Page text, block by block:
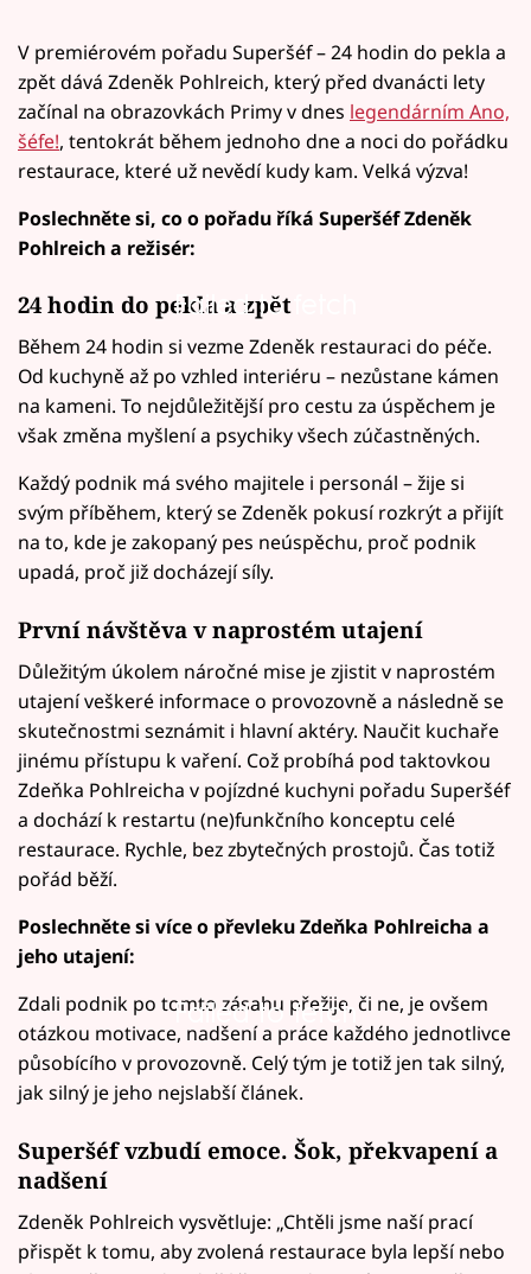
V premiérovém pořadu Superšéf – 24 hodin do pekla a
zpět dává Zdeněk Pohlreich, který před dvanácti lety
začínal na obrazovkách Primy v dnes legendárním Ano,
šéfe!, tentokrát během jednoho dne a noci do pořádku
restaurace, které už nevědí kudy kam. Velká výzva!
Poslechněte si, co o pořadu říká Superšéf Zdeněk
Pohlreich a režisér:
Failed to fetch
24 hodin do pekla a zpět
Během 24 hodin si vezme Zdeněk restauraci do péče.
Od kuchyně až po vzhled interiéru – nezůstane kámen
na kameni. To nejdůležitější pro cestu za úspěchem je
však změna myšlení a psychiky všech zúčastněných.
Každý podnik má svého majitele i personál – žije si
svým příběhem, který se Zdeněk pokusí rozkrýt a přijít
na to, kde je zakopaný pes neúspěchu, proč podnik
upadá, proč již docházejí síly.
První návštěva v naprostém utajení
Důležitým úkolem náročné mise je zjistit v naprostém
utajení veškeré informace o provozovně a následně se
skutečnostmi seznámit i hlavní aktéry. Naučit kuchaře
jinému přístupu k vaření. Což probíhá pod taktovkou
Zdeňka Pohlreicha v pojízdné kuchyni pořadu Superšéf
a dochází k restartu (ne)funkčního konceptu celé
restaurace. Rychle, bez zbytečných prostojů. Čas totiž
pořád běží.
Poslechněte si více o převleku Zdeňka Pohlreicha a
jeho utajení:
Failed to fetch
Zdali podnik po tomto zásahu přežije, či ne, je ovšem
otázkou motivace, nadšení a práce každého jednotlivce
působícího v provozovně. Celý tým je totiž jen tak silný,
jak silný je jeho nejslabší článek.
Superšéf vzbudí emoce. Šok, překvapení a
nadšení
Zdeněk Pohlreich vysvětluje: „Chtěli jsme naší prací
přispět k tomu, aby zvolená restaurace byla lepší nebo